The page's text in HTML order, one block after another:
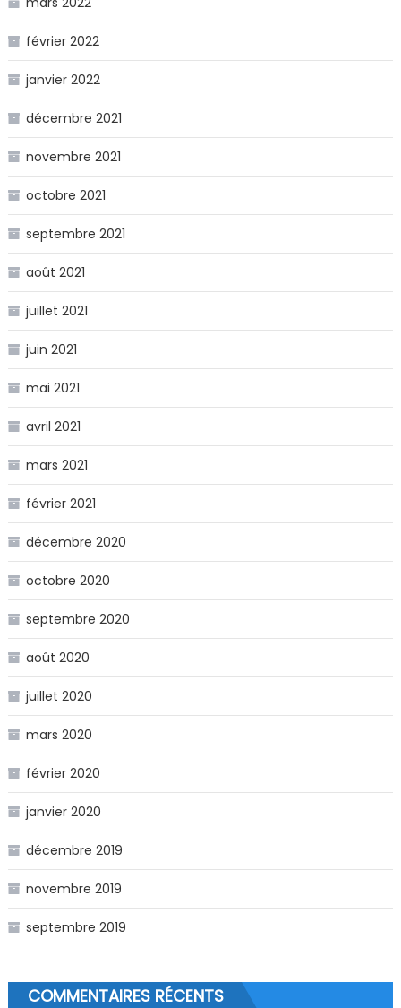
février 2022
janvier 2022
décembre 2021
novembre 2021
octobre 2021
septembre 2021
août 2021
juillet 2021
juin 2021
mai 2021
avril 2021
mars 2021
février 2021
décembre 2020
octobre 2020
septembre 2020
août 2020
juillet 2020
mars 2020
février 2020
janvier 2020
décembre 2019
novembre 2019
septembre 2019
COMMENTAIRES RÉCENTS